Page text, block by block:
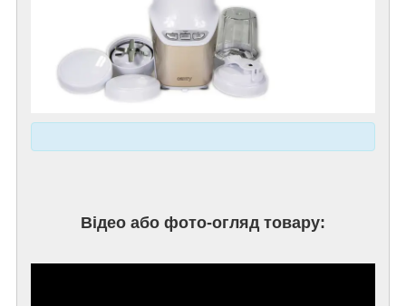
Відео або фото-огляд товару: